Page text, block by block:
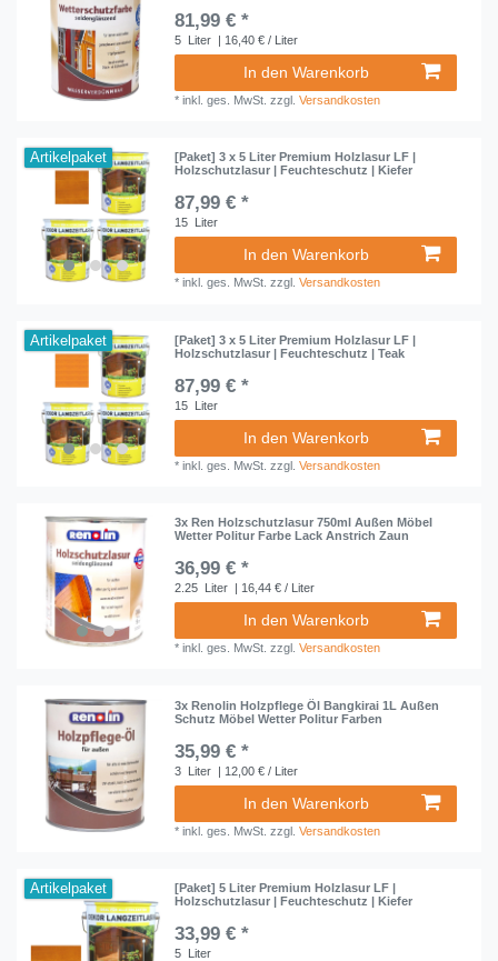
81,99 € *
5 Liter | 16,40 € / Liter
In den Warenkorb
*inkl. ges. MwSt. zzgl.Versandkosten
Artikelpaket
[Paket] 3 x 5 Liter Premium Holzlasur LF |
Holzschutzlasur | Feuchteschutz | Kiefer
87,99 € *
15 Liter
In den Warenkorb
*inkl. ges. MwSt. zzgl.Versandkosten
Artikelpaket
[Paket] 3 x 5 Liter Premium Holzlasur LF |
Holzschutzlasur | Feuchteschutz | Teak
87,99 € *
15 Liter
In den Warenkorb
*inkl. ges. MwSt. zzgl.Versandkosten
3x Ren Holzschutzlasur 750ml Außen Möbel
Wetter Politur Farbe Lack Anstrich Zaun
36,99 € *
2.25 Liter | 16,44 € / Liter
In den Warenkorb
*inkl. ges. MwSt. zzgl.Versandkosten
3x Renolin Holzpflege Öl Bangkirai 1L Außen
Schutz Möbel Wetter Politur Farben
35,99 € *
3 Liter | 12,00 € / Liter
In den Warenkorb
*inkl. ges. MwSt. zzgl.Versandkosten
Artikelpaket
[Paket] 5 Liter Premium Holzlasur LF |
Holzschutzlasur | Feuchteschutz | Kiefer
33,99 € *
5 Liter